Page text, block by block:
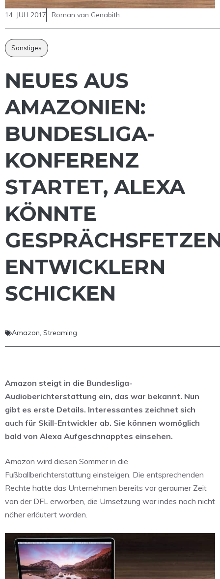
14. JULI 2017 Roman van Genabith
Sonstiges
NEUES AUS
AMAZONIEN:
BUNDESLIGA-
KONFERENZ
STARTET, ALEXA
KÖNNTE
ENTWICKLERN
SCHICKEN
Amazon, Streaming
Amazon steigt in die Bundesliga-
Audioberichterstattung ein, das war bekannt. Nun
gibt es erste Details. Interessantes zeichnet sich
auch für Skill-Entwickler ab. Sie können womöglich
bald von Alexa Aufgeschnapptes einsehen.
Amazon wird diesen Sommer in die
Fußballberichterstattung einsteigen. Die entsprechenden
Rechte hatte das Unternehmen bereits vor geraumer Zeit
von der DFL erworben, die Umsetzung war indes noch nicht
näher erläutert worden.